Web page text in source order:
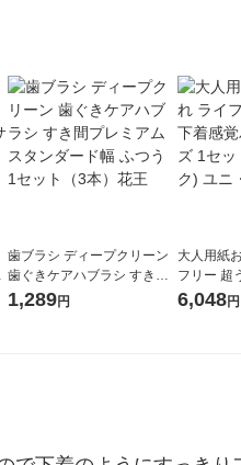
歯ブラシ ディープクリーン
歯ぐきケアハブラシ すき間
プレミアム スタンダード幅
1,289円
大人用紙
フリー 超
ンツ Ｍサ
6,048円